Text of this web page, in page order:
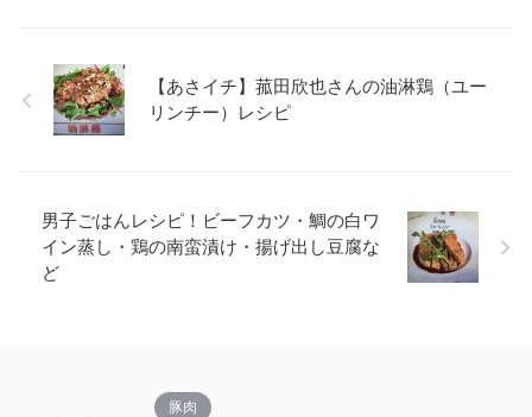
【あさイチ】菰田欣也さんの油淋鶏（ユー
リンチー）レシピ
男子ごはんレシピ！ビーフカツ・鯛の白ワ
イン蒸し・鶏の南蛮漬け・揚げ出し豆腐な
ど
豚肉